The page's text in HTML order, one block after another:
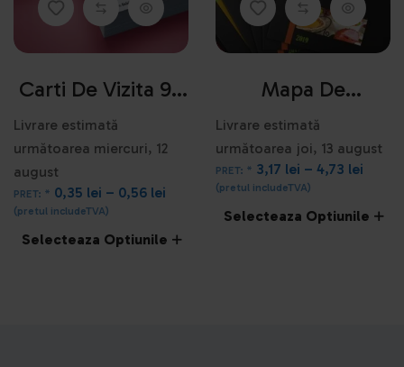
Carti De Vizita 90
X 50 Mm
Livrare estimată
următoarea miercuri, 12
august
PRET: * 0,35 lei – 0,56 lei
(pretul includeTVA)
Selecteaza Optiunile
Mapa De
Prezentare
Livrare estimată
următoarea joi, 13 august
PRET: * 3,17 lei – 4,73 lei
(pretul includeTVA)
Selecteaza Optiunile